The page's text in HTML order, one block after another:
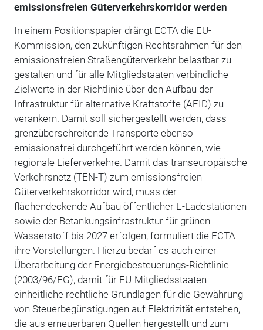
emissionsfreien Güterverkehrskorridor werden
In einem Positionspapier drängt ECTA die EU-
Kommission, den zukünftigen Rechtsrahmen für den
emissionsfreien Straßengüterverkehr belastbar zu
gestalten und für alle Mitgliedstaaten verbindliche
Zielwerte in der Richtlinie über den Aufbau der
Infrastruktur für alternative Kraftstoffe (AFID) zu
verankern. Damit soll sichergestellt werden, dass
grenzüberschreitende Transporte ebenso
emissionsfrei durchgeführt werden können, wie
regionale Lieferverkehre. Damit das transeuropäische
Verkehrsnetz (TEN-T) zum emissionsfreien
Güterverkehrskorridor wird, muss der
flächendeckende Aufbau öffentlicher E-Ladestationen
sowie der Betankungsinfrastruktur für grünen
Wasserstoff bis 2027 erfolgen, formuliert die ECTA
ihre Vorstellungen. Hierzu bedarf es auch einer
Überarbeitung der Energiebesteuerungs-Richtlinie
(2003/96/EG), damit für EU-Mitgliedsstaaten
einheitliche rechtliche Grundlagen für die Gewährung
von Steuerbegünstigungen auf Elektrizität entstehen,
die aus erneuerbaren Quellen hergestellt und zum